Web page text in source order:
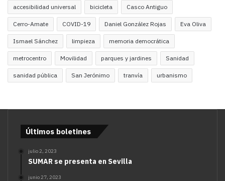
accesibilidad universal bicicleta Casco Antiguo
Cerro-Amate COVID-19 Daniel González Rojas Eva Oliva
Ismael Sánchez limpieza memoria democrática
metrocentro Movilidad parques y jardines Sanidad
sanidad pública San Jerónimo tranvía urbanismo
Últimos boletines
julio 2, 2023
SUMAR se presenta en Sevilla
junio 27, 2023